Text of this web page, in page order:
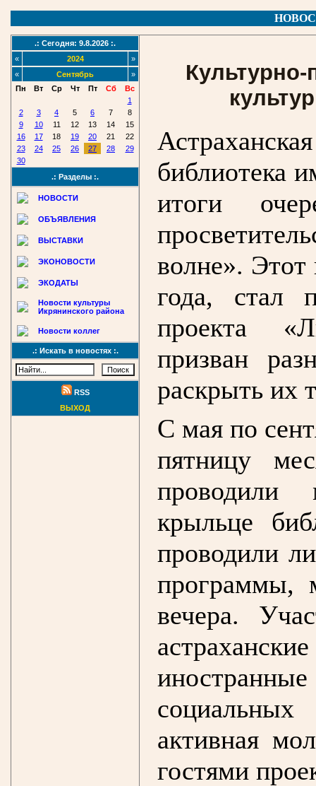
.: Сегодня: 9.8.2026 :.
«
2024
»
«
Сентябрь
»
Пн
Вт Ср Чт Пт Сб
Вс
1
2
3 4 5 6 7
8
9
10 11 12 13 14
15
16
17 18 19 20 21
22
23
24 25 26 27 28
29
30
.: Разделы :.
НОВОСТИ
ОБЪЯВЛЕНИЯ
ВЫСТАВКИ
ЭКОНОВОСТИ
ЭКОДАТЫ
Новости культуры
Икрянинского района
Новости коллег
.: Искать в новостях :.
RSS
ВЫХОД
Культурно-
библиотека
итоги
волне».
года, стал
проекта
призван
раскрыть их
С мая по
пятницу
проводили
крыльце
проводили
программы,
вечера.
активная
гостями